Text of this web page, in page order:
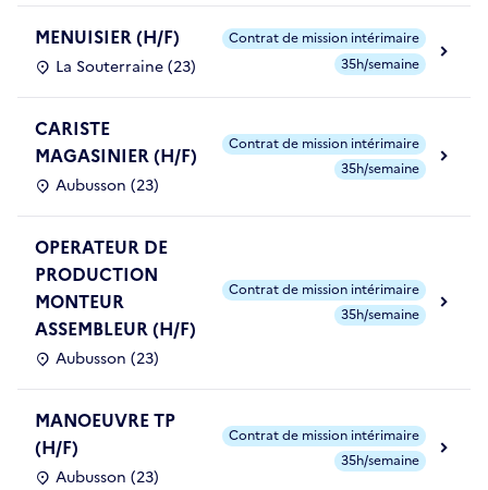
MENUISIER (H/F)
La Souterraine (23)
Contrat de mission intérimaire
35h/semaine
CARISTE
MAGASINIER (H/F)
Aubusson (23)
Contrat de mission intérimaire
35h/semaine
OPERATEUR DE
PRODUCTION
MONTEUR
ASSEMBLEUR (H/F)
Aubusson (23)
Contrat de mission intérimaire
35h/semaine
MANOEUVRE TP
(H/F)
Aubusson (23)
Contrat de mission intérimaire
35h/semaine